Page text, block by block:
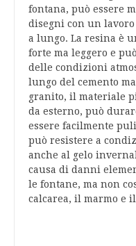
fontana, può essere
disegni con un
a lungo. La resina è
forte ma leggero e
delle condizioni
lungo del cemento
granito, il materiale
da esterno, può
essere facilmente
può resistere a
anche al gelo
causa di danni
le fontane, ma non
calcarea, il marmo e